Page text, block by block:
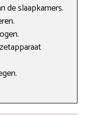
de slaapkamers.